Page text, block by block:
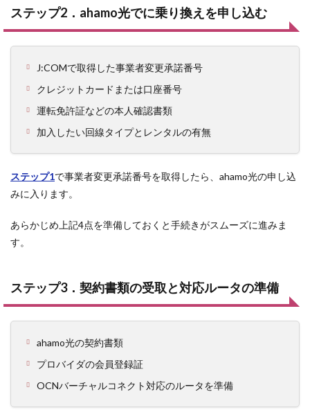
ステップ2．ahamo光でに乗り換えを申し込む
J:COMで取得した事業者変更承諾番号
クレジットカードまたは口座番号
運転免許証などの本人確認書類
加入したい回線タイプとレンタルの有無
ステップ1で事業者変更承諾番号を取得したら、ahamo光の申し込
みに入ります。
あらかじめ上記4点を準備しておくと手続きがスムーズに進みま
す。
ステップ3．契約書類の受取と対応ルータの準備
ahamo光の契約書類
プロバイダの会員登録証
OCNバーチャルコネクト対応のルータを準備